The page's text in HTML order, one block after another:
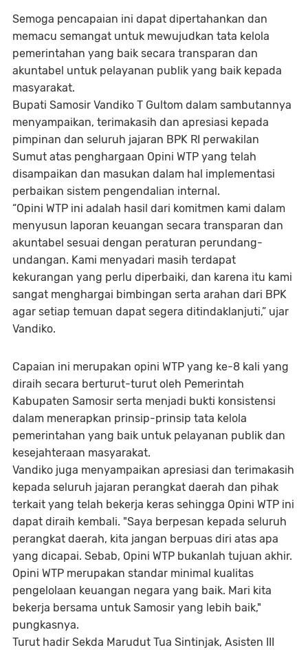
Semoga pencapaian ini dapat dipertahankan dan
memacu semangat untuk mewujudkan tata kelola
pemerintahan yang baik secara transparan dan
akuntabel untuk pelayanan publik yang baik kepada
masyarakat.
Bupati Samosir Vandiko T Gultom dalam sambutannya
menyampaikan, terimakasih dan apresiasi kepada
pimpinan dan seluruh jajaran BPK RI perwakilan
Sumut atas penghargaan Opini WTP yang telah
disampaikan dan masukan dalam hal implementasi
perbaikan sistem pengendalian internal.
“Opini WTP ini adalah hasil dari komitmen kami dalam
menyusun laporan keuangan secara transparan dan
akuntabel sesuai dengan peraturan perundang-
undangan. Kami menyadari masih terdapat
kekurangan yang perlu diperbaiki, dan karena itu kami
sangat menghargai bimbingan serta arahan dari BPK
agar setiap temuan dapat segera ditindaklanjuti,” ujar
Vandiko.
Capaian ini merupakan opini WTP yang ke-8 kali yang
diraih secara berturut-turut oleh Pemerintah
Kabupaten Samosir serta menjadi bukti konsistensi
dalam menerapkan prinsip-prinsip tata kelola
pemerintahan yang baik untuk pelayanan publik dan
kesejahteraan masyarakat.
Vandiko juga menyampaikan apresiasi dan terimakasih
kepada seluruh jajaran perangkat daerah dan pihak
terkait yang telah bekerja keras sehingga Opini WTP ini
dapat diraih kembali. "Saya berpesan kepada seluruh
perangkat daerah, kita jangan berpuas diri atas apa
yang dicapai. Sebab, Opini WTP bukanlah tujuan akhir.
Opini WTP merupakan standar minimal kualitas
pengelolaan keuangan negara yang baik. Mari kita
bekerja bersama untuk Samosir yang lebih baik,"
pungkasnya.
Turut hadir Sekda Marudut Tua Sintinjak, Asisten III